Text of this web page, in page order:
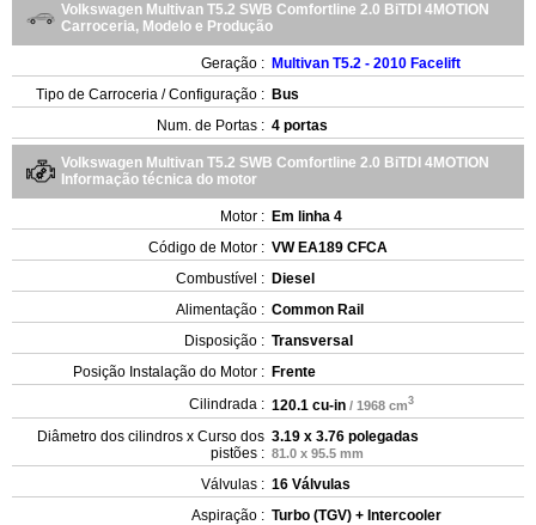
Volkswagen Multivan T5.2 SWB Comfortline 2.0 BiTDI 4MOTION
Carroceria, Modelo e Produção
Geração : Multivan T5.2 - 2010 Facelift
Tipo de Carroceria / Configuração : Bus
Num. de Portas : 4 portas
Volkswagen Multivan T5.2 SWB Comfortline 2.0 BiTDI 4MOTION
Informação técnica do motor
Motor : Em linha 4
Código de Motor : VW EA189 CFCA
Combustível : Diesel
Alimentação : Common Rail
Disposição : Transversal
Posição Instalação do Motor : Frente
Cilindrada : 120.1 cu-in / 1968 cm3
Diâmetro dos cilindros x Curso dos
pistões :
3.19 x 3.76 polegadas
81.0 x 95.5 mm
Válvulas : 16 Válvulas
Aspiração : Turbo (TGV) + Intercooler